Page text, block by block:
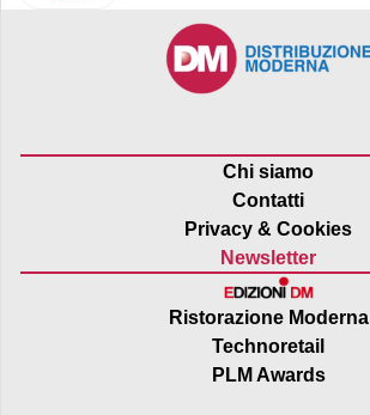
Chi siamo
Contatti
Privacy & Cookies
Newsletter
Ristorazione Moderna
Technoretail
PLM Awards